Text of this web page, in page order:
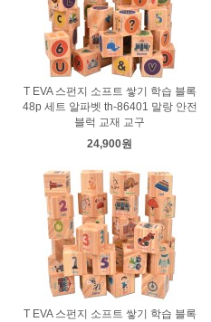
T EVA 스펀지 소프트 쌓기 학습 블록
48p 세트 알파벳 th-86401 말랑 안전
블럭 교재 교구
24,900원
T EVA 스펀지 소프트 쌓기 학습 블록